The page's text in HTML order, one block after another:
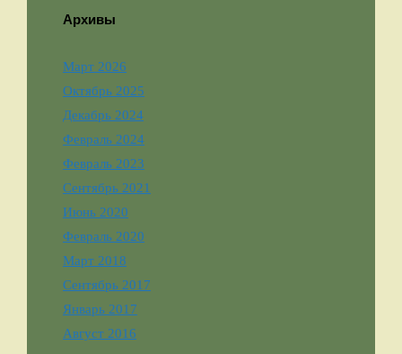
Архивы
Март 2026
Октябрь 2025
Декабрь 2024
Февраль 2024
Февраль 2023
Сентябрь 2021
Июнь 2020
Февраль 2020
Март 2018
Сентябрь 2017
Январь 2017
Август 2016